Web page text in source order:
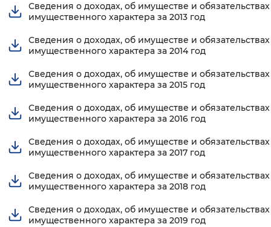
Монохромный Инверсивный
Синий фон
Изображения
Включены Выключены
Звуковой ассистент
Воспроизвести Остановить
Вернуть стандартные настройки
Сведения о доходах, об имуществе и обязательствах
имущественного характера за 2013 год
Сведения о доходах, об имуществе и обязательствах
имущественного характера за 2014 год
Сведения о доходах, об имуществе и обязательствах
имущественного характера за 2015 год
Сведения о доходах, об имуществе и обязательствах
имущественного характера за 2016 год
Сведения о доходах, об имуществе и обязательствах
имущественного характера за 2017 год
Сведения о доходах, об имуществе и обязательствах
имущественного характера за 2018 год
Сведения о доходах, об имуществе и обязательствах
имущественного характера за 2019 год